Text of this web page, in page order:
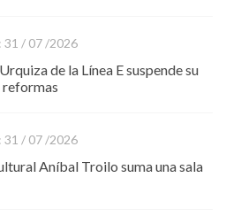
31 / 07 /2026
de la Línea E suspende su
31 / 07 /2026
Aníbal Troilo suma una sala